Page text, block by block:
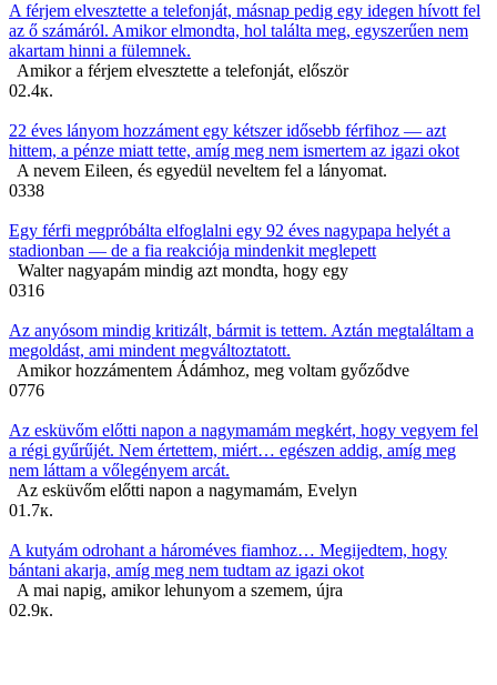
A férjem elvesztette a telefonját, másnap pedig egy idegen hívott fel
az ő számáról. Amikor elmondta, hol találta meg, egyszerűen nem
akartam hinni a fülemnek.
Amikor a férjem elvesztette a telefonját, először
02.4к.
22 éves lányom hozzáment egy kétszer idősebb férfihoz — azt
hittem, a pénze miatt tette, amíg meg nem ismertem az igazi okot
A nevem Eileen, és egyedül neveltem fel a lányomat.
0338
Egy férfi megpróbálta elfoglalni egy 92 éves nagypapa helyét a
stadionban — de a fia reakciója mindenkit meglepett
Walter nagyapám mindig azt mondta, hogy egy
0316
Az anyósom mindig kritizált, bármit is tettem. Aztán megtaláltam a
megoldást, ami mindent megváltoztatott.
Amikor hozzámentem Ádámhoz, meg voltam győződve
0776
Az esküvőm előtti napon a nagymamám megkért, hogy vegyem fel
a régi gyűrűjét. Nem értettem, miért… egészen addig, amíg meg
nem láttam a vőlegényem arcát.
Az esküvőm előtti napon a nagymamám, Evelyn
01.7к.
A kutyám odrohant a hároméves fiamhoz… Megijedtem, hogy
bántani akarja, amíg meg nem tudtam az igazi okot
A mai napig, amikor lehunyom a szemem, újra
02.9к.